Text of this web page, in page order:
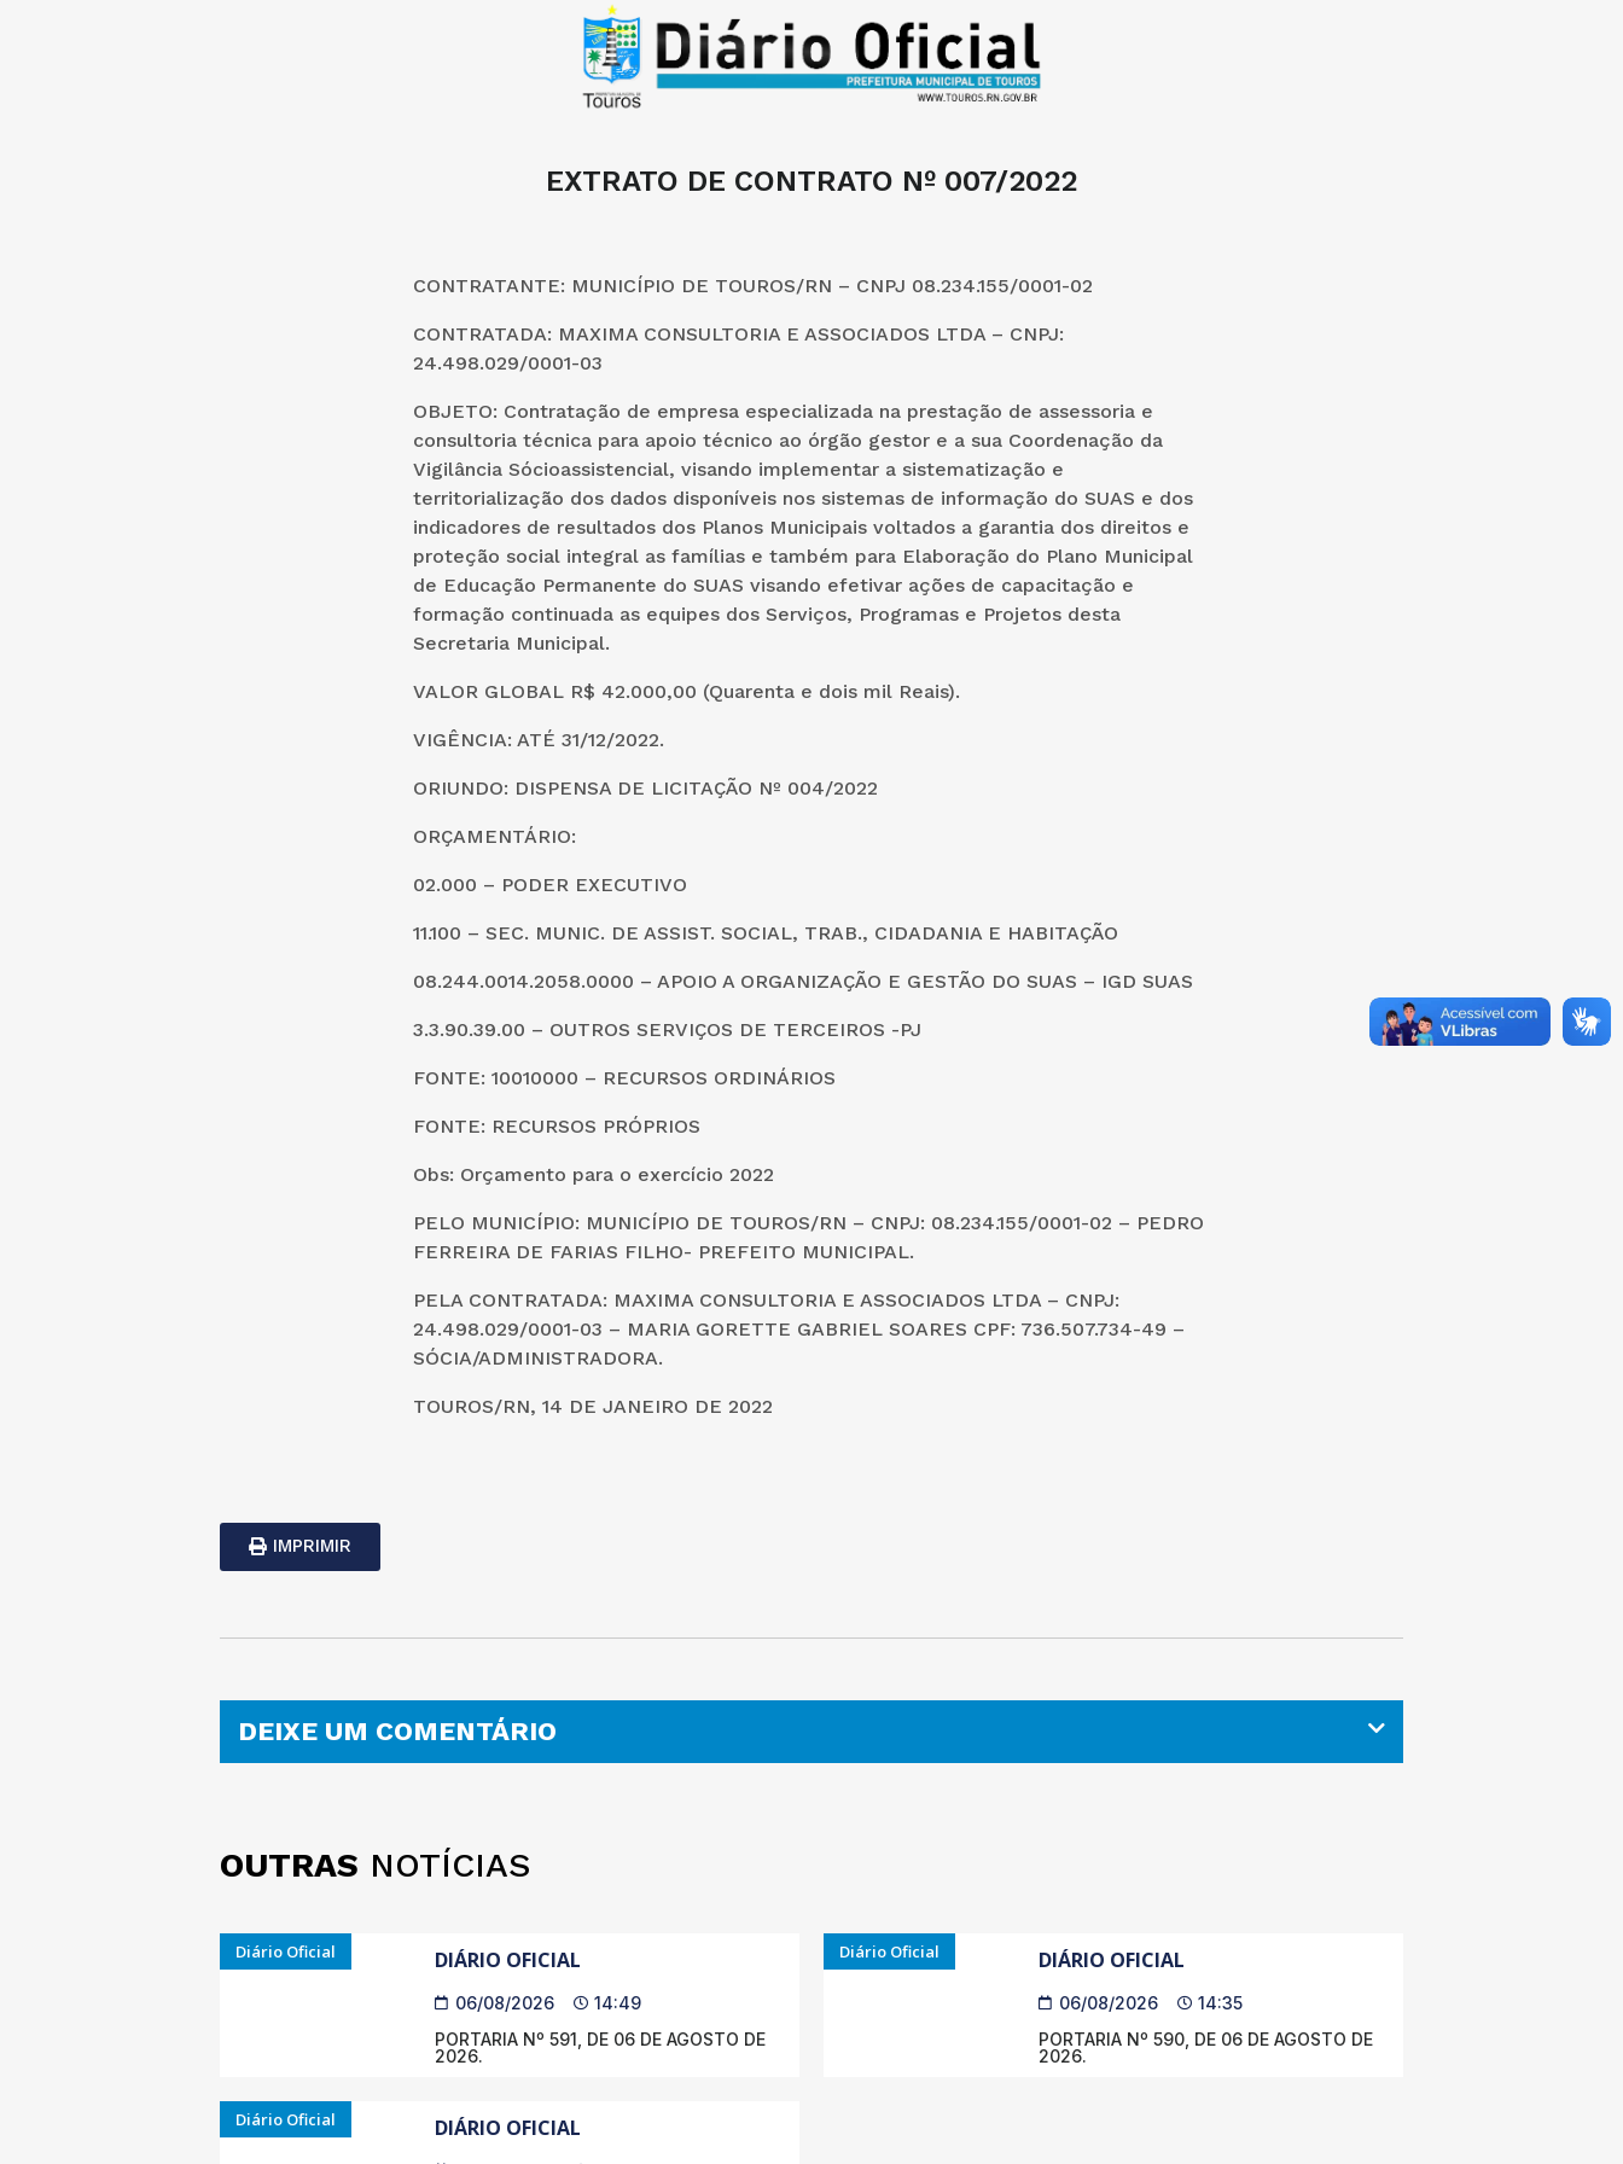
EXTRATO DE CONTRATO Nº 007/2022
CONTRATANTE: MUNICÍPIO DE TOUROS/RN – CNPJ 08.234.155/0001-02
CONTRATADA: MAXIMA CONSULTORIA E ASSOCIADOS LTDA – CNPJ:
24.498.029/0001-03
OBJETO: Contratação de empresa especializada na prestação de assessoria e
consultoria técnica para apoio técnico ao órgão gestor e a sua Coordenação da
Vigilância Sócioassistencial, visando implementar a sistematização e
territorialização dos dados disponíveis nos sistemas de informação do SUAS e dos
indicadores de resultados dos Planos Municipais voltados a garantia dos direitos e
proteção social integral as famílias e também para Elaboração do Plano Municipal
de Educação Permanente do SUAS visando efetivar ações de capacitação e
formação continuada as equipes dos Serviços, Programas e Projetos desta
Secretaria Municipal.
VALOR GLOBAL R$ 42.000,00 (Quarenta e dois mil Reais).
VIGÊNCIA: ATÉ 31/12/2022.
ORIUNDO: DISPENSA DE LICITAÇÃO Nº 004/2022
ORÇAMENTÁRIO:
02.000 – PODER EXECUTIVO
11.100 – SEC. MUNIC. DE ASSIST. SOCIAL, TRAB., CIDADANIA E HABITAÇÃO
08.244.0014.2058.0000 – APOIO A ORGANIZAÇÃO E GESTÃO DO SUAS – IGD SUAS
3.3.90.39.00 – OUTROS SERVIÇOS DE TERCEIROS -PJ
FONTE: 10010000 – RECURSOS ORDINÁRIOS
FONTE: RECURSOS PRÓPRIOS
Obs: Orçamento para o exercício 2022
PELO MUNICÍPIO: MUNICÍPIO DE TOUROS/RN – CNPJ: 08.234.155/0001-02 – PEDRO
FERREIRA DE FARIAS FILHO- PREFEITO MUNICIPAL.
PELA CONTRATADA: MAXIMA CONSULTORIA E ASSOCIADOS LTDA – CNPJ:
24.498.029/0001-03 – MARIA GORETTE GABRIEL SOARES CPF: 736.507.734-49 –
SÓCIA/ADMINISTRADORA.
TOUROS/RN, 14 DE JANEIRO DE 2022
IMPRIMIR
DEIXE UM COMENTÁRIO
OUTRAS NOTÍCIAS
Diário Oficial DIÁRIO OFICIAL
06/08/2026
14:49
PORTARIA Nº 591, DE 06 DE AGOSTO DE
2026.
Diário Oficial DIÁRIO OFICIAL
06/08/2026
14:35
PORTARIA Nº 590, DE 06 DE AGOSTO DE
2026.
Diário Oficial DIÁRIO OFICIAL